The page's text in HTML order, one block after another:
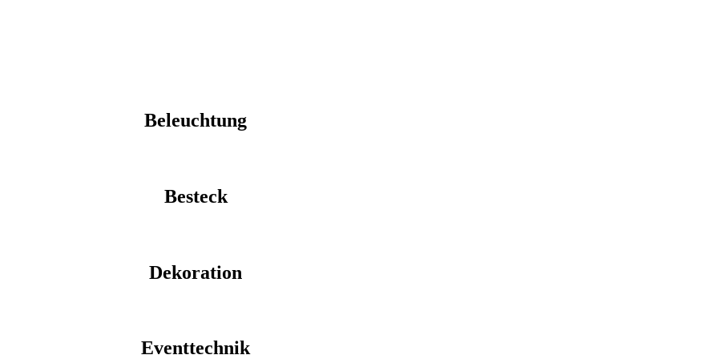
Beleuchtung
Besteck
Dekoration
Eventtechnik